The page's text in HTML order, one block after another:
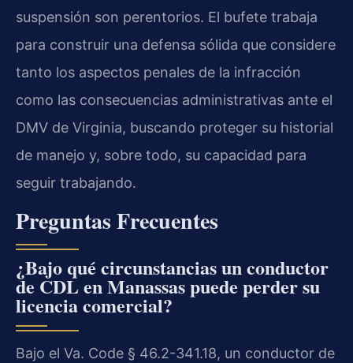
suspensión son perentorios. El bufete trabaja
para construir una defensa sólida que considere
tanto los aspectos penales de la infracción
como las consecuencias administrativas ante el
DMV de Virginia, buscando proteger su historial
de manejo y, sobre todo, su capacidad para
seguir trabajando.
Preguntas Frecuentes
¿Bajo qué circunstancias un conductor
de CDL en Manassas puede perder su
licencia comercial?
Bajo el Va. Code § 46.2-341.18, un conductor de